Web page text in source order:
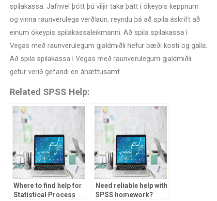
spilakassa. Jafnvel þótt þú viljir taka þátt í ókeypis keppnum
og vinna raunverulega verðlaun, reyndu þá að spila áskrift að
einum ókeypis spilakassaleikmanni. Að spila spilakassa í
Vegas með raunverulegum gjaldmiðli hefur bæði kosti og galla.
Að spila spilakassa í Vegas með raunverulegum gjaldmiðli
getur verið gefandi en áhættusamt.
Related SPSS Help:
Where to find help for
Statistical Process
Need reliable help with
SPSS homework?